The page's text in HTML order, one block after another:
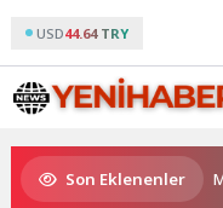
USD44.64 TRY
Son Eklenenler
ve Yatırım Potansiyeli